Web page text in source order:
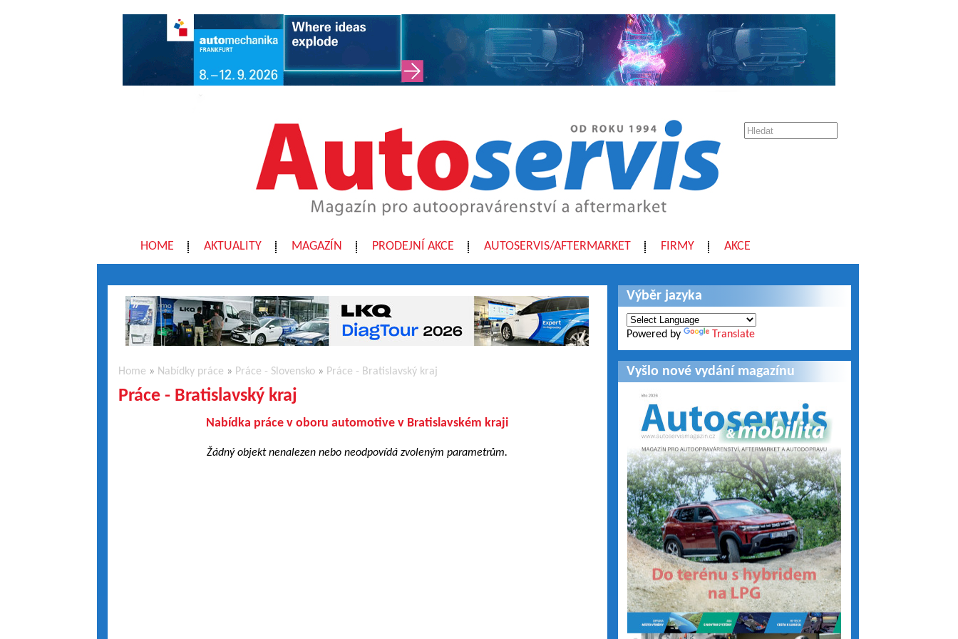
HOME AKTUALITY MAGAZÍN PRODEJNÍ AKCE AUTOSERVIS/AFTERMARKET FIRMY AKCE
Home » Nabídky práce » Práce - Slovensko» Práce - Bratislavský kraj
Práce - Bratislavský kraj
Nabídka práce v oboru automotive v Bratislavském kraji
Žádný objekt nenalezen nebo neodpovídá zvoleným parametrům.
Výběr jazyka
Powered by Translate
Vyšlo nové vydání magazínu